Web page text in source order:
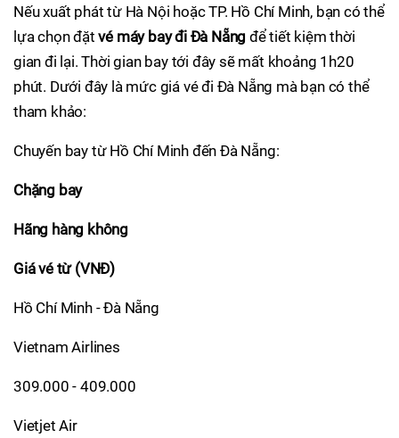
Nếu xuất phát từ Hà Nội hoặc TP. Hồ Chí Minh, bạn có thể
lựa chọn đặtvé máy bay đi Đà Nẵng để tiết kiệm thời
gian đi lại. Thời gian bay tới đây sẽ mất khoảng 1h20
phút. Dưới đây là mức giá vé đi Đà Nẵng mà bạn có thể
tham khảo:
Chuyến bay từ Hồ Chí Minh đến Đà Nẵng:
Chặng bay
Hãng hàng không
Giá vé từ (VNĐ)
Hồ Chí Minh - Đà Nẵng
Vietnam Airlines
309.000 - 409.000
Vietjet Air